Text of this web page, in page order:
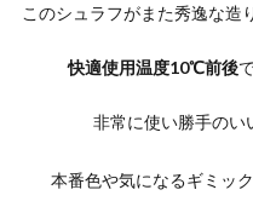
このシュラフがまた秀逸な造
快適使用温度10℃前後
非常に使い勝手のい
本番色や気になるギミッ